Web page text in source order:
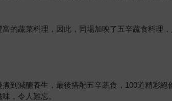
的蔬菜料理，因此，同場加映了五辛蔬食料理
到減醣養生，最後搭配五辛蔬食，100道精彩絕
，令人難忘。